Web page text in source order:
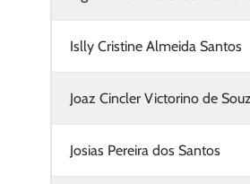
Islly Cristine Almeida Santos
Joaz Cincler Victorino de
Josias Pereira dos Santos